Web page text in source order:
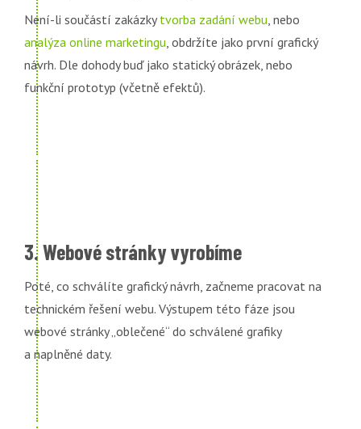
Není-li součástí zakázkytvorba zadání webu, nebo
analýza online marketingu, obdržíte jako první grafický
návrh. Dle dohody buď jako statický obrázek, nebo
funkční prototyp (včetně efektů).
3. Webové stránky vyrobíme
Poté, co schválíte grafický návrh, začneme pracovat na
technickém řešení webu. Výstupem této fáze jsou
webové stránky „oblečené“ do schválené grafiky
a naplněné daty.